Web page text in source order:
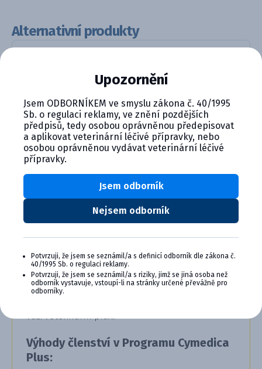
Alternativní produkty
Evicto, 15 mg, roztok pro naka...
Detail produktu
CYMEDICA PLUS: VĚRNOST, KTERÁ
SE VYPLÁCÍ
Staňte se členem věrnostního programu
vaši veterinární praxi.
Výhody členství v Programu Cymedica
Plus:
Upozornění
Jsem ODBORNÍKEM ve smyslu zákona č. 40/1995
Sb. o regulaci reklamy, ve znění pozdějších
předpisů, tedy osobou oprávněnou předepisovat
a aplikovat veterinární léčivé přípravky, nebo
osobou oprávněnou vydávat veterinární léčivé
přípravky.
Nejsem odborník
Jsem odborník
Potvrzuji, že jsem se seznámil/a s definicí odborník dle zákona č.
40/1995 Sb. o regulaci reklamy.
Potvrzuji, že jsem se seznámil/a s riziky, jimž se jiná osoba než
odborník vystavuje, vstoupí-li na stránky určené převážně pro
odborníky.